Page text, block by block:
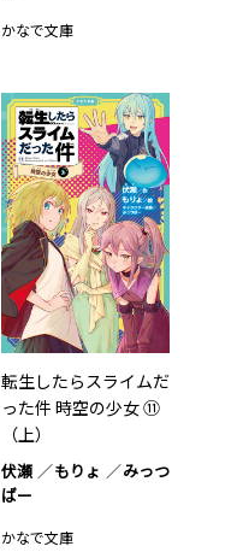
かなで文庫
転生したらスライムだ
った件 時空の少女 ⑪
（上）
伏瀬 もりょ
みっつ
ばー
かなで文庫